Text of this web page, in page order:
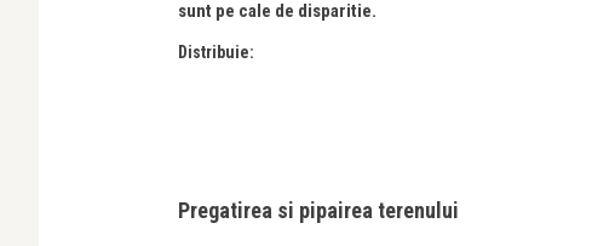
sunt pe cale de disparitie.
Distribuie:
Pregatirea si pipairea terenului